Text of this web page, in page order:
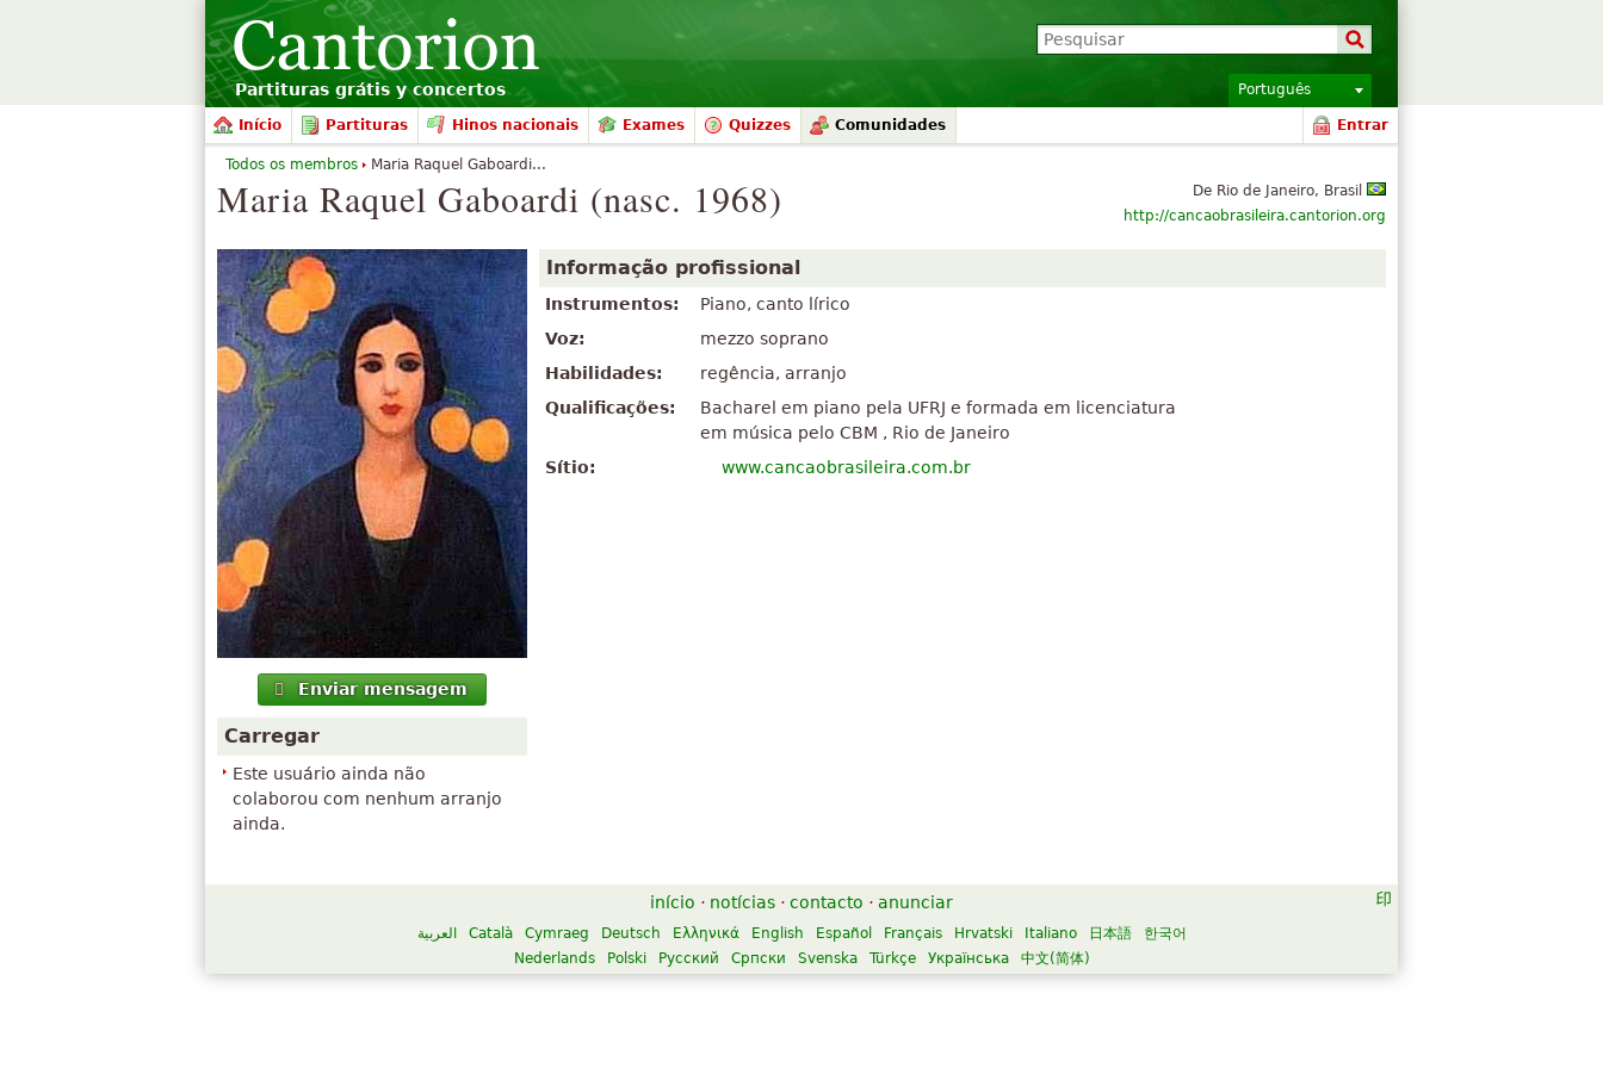
Partituras grátis y concertos Português
Início Partituras Hinos nacionais Exames Quizzes Comunidades Entrar
De Rio de Janeiro, Brasil
http://cancaobrasileira.cantorion.org
Maria Raquel Gaboardi (nasc. 1968)
Enviar mensagem
Carregar
Este usuário ainda não
colaborou com nenhum arranjo
ainda.
Informação profissional
Instrumentos:
Piano, canto lírico
Voz:
mezzo soprano
Habilidades:
regência, arranjo
Qualificações:
Bacharel em piano pela UFRJ e formada em licenciatura
em música pelo CBM , Rio de Janeiro
Sítio:
www.cancaobrasileira.com.br
Todos os membros Maria Raquel Gaboardi...
início · notícias · contacto · anunciar
العربية Català Cymraeg Deutsch Ελληνικά English Español Français Hrvatski Italiano 日本語
한국어
Nederlands
Polski Русский Српски Svenska Türkçe Українська 中文(简体)